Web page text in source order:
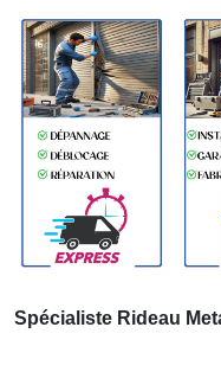
Spécialiste Rideau